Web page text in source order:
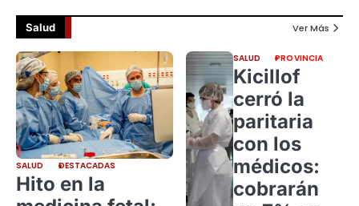
Salud Ver Más
SALUD DESTACADAS
Hito en la
SALUD PROVINCIA
Kicillof
cerró la
paritaria
con los
médicos:
cobrarán